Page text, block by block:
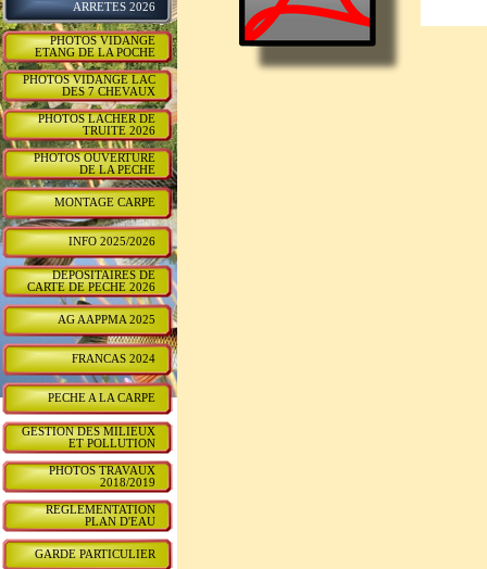
ARRETES 2026
PHOTOS VIDANGE
ETANG DE LA POCHE
PHOTOS VIDANGE LAC
DES 7 CHEVAUX
PHOTOS LACHER DE
TRUITE 2026
PHOTOS OUVERTURE
DE LA PECHE
MONTAGE CARPE
INFO 2025/2026
DEPOSITAIRES DE
CARTE DE PECHE 2026
AG AAPPMA 2025
FRANCAS 2024
PECHE A LA CARPE
GESTION DES MILIEUX
ET POLLUTION
PHOTOS TRAVAUX
2018/2019
REGLEMENTATION
PLAN D'EAU
GARDE PARTICULIER